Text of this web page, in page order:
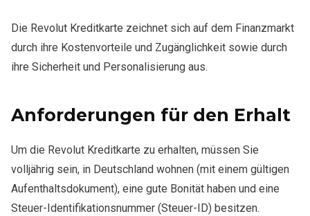
Die Revolut Kreditkarte zeichnet sich auf dem Finanzmarkt
durch ihre Kostenvorteile und Zugänglichkeit sowie durch
ihre Sicherheit und Personalisierung aus.
Anforderungen für den Erhalt
Um die Revolut Kreditkarte zu erhalten, müssen Sie
volljährig sein, in Deutschland wohnen (mit einem gültigen
Aufenthaltsdokument), eine gute Bonität haben und eine
Steuer-Identifikationsnummer (Steuer-ID) besitzen.